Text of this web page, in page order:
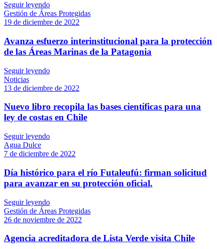
Seguir leyendo
Gestión de Áreas Protegidas
19 de diciembre de 2022
Avanza esfuerzo interinstitucional para la protección
de las Áreas Marinas de la Patagonia
Seguir leyendo
Noticias
13 de diciembre de 2022
Nuevo libro recopila las bases científicas para una
ley de costas en Chile
Seguir leyendo
Agua Dulce
7 de diciembre de 2022
Día histórico para el río Futaleufú: firman solicitud
para avanzar en su protección oficial.
Seguir leyendo
Gestión de Áreas Protegidas
26 de noviembre de 2022
Agencia acreditadora de Lista Verde visita Chile